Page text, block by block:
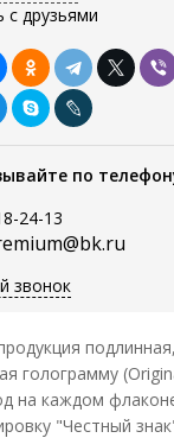
с друзьями
по
24-13
звонок
подлинная,
голограмму
на каждом
"Честный